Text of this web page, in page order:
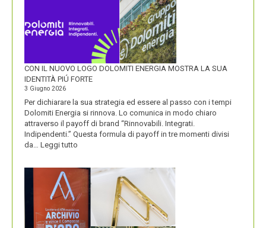
CON IL NUOVO LOGO DOLOMITI ENERGIA MOSTRA LA SUA
IDENTITÀ PIÚ FORTE
3 Giugno 2026
Per dichiarare la sua strategia ed essere al passo con i tempi
Dolomiti Energia si rinnova. Lo comunica in modo chiaro
attraverso il payoff di brand “Rinnovabili. Integrati.
Indipendenti.” Questa formula di payoff in tre momenti divisi
da… Leggi tutto
NUOVO
LOGO
DOLOMITI
ENERGIA
MOSTRA